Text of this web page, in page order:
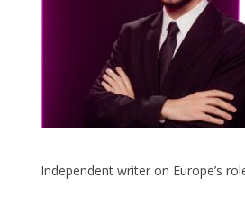
Independent writer on Europe’s